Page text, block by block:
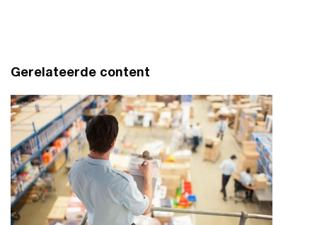
Gerelateerde content